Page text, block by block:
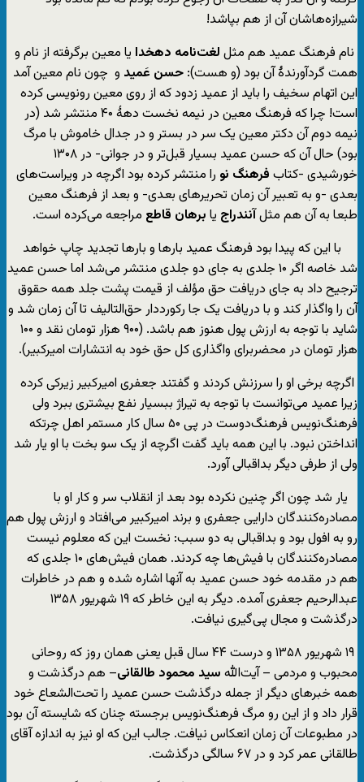
شیرازه‌هاشان آن از هم بپاشد!
نام فرهنگ عمید هم مثل لغت‌نامه دهخدا یا معین برگرفته از نام و
همت گردآورندۀ آن بود (‌و هست): حسن عَمید و چون نام معین آمد
این اتهام سخیف را باید از عمید زدود که از روی معین رونویسی کرده
است! چرا که فرهنگ معین در نیمه نخست دهۀ ۴۰ منتشر شد (در
نیمه دوم آن دکتر معین یک سر در بستر و در جدال خاموش با مرگ
بود) حال آن که حسن عمید بسیار قبل‌تر و در جوانی- در ۱۳۰۸
خورشیدی -کتاب فرهنگ نو را منتشر کرده بود اگرچه در ویراست‌های
بعدی -و به تعبیر آن زمان تحریرهای بعدی- و بعد از فرهنگ معین
طبعا به آن هم مثلآنندراج یا برهان قاطع مراجعه می‌کرده است.
با این که پیدا بود فرهنگ عمید بارها و بارها تجدید چاپ خواهد
شد خاصه اگر ۱۰ جلدی به جای دو جلدی منتشر می‌شد اما حسن عمید
ترجیح داد به جای دریافت حق مؤلف از قیمت پشت جلد همه حقوق
آن را واگذار کند و با دریافت یک جا رکورددار حق‌التالیف تا آن زمان شد و
شاید با توجه به ارزش پول هنوز هم باشد. (۹۰۰ هزار تومان نقد و ۱۰۰
هزار تومان در محضربرای واگذاری کل حق خود به انتشارات امیرکبیر).
اگرچه برخی او را سرزنش کردند و گفتند جعفری امیر‌کبیر زیرکی کرده
زیرا عمید می‌توانست با توجه به تیراژ ببسیار نفع بیشتری ببرد ولی
فرهنگ‌نویس فرهنگ‌دوست در پی ۵۰ سال کار مستمر اهل چرتکه
انداختن نبود. با این همه باید گفت اگرچه از یک سو بخت با او یار شد
ولی از طرفی دیگر بداقبالی آورد.
یار شد چون اگر چنین نکرده بود بعد از انقلاب سر و کار او با
مصادره‌کنندگان دارایی جعفری و برند امیرکبیر می‌افتاد و ارزش پول هم
رو به افول بود و بداقبالی به دو سبب: نخست این که معلوم نیست
مصادره‌کنندگان با فیش‌ها چه کردند. همان فیش‌های ۱۰ جلدی که
هم در مقدمه خود حسن عمید به آنها اشاره شده و هم در خاطرات
عبدالرحیم جعفری آمده. دیگر به این خاطر که ۱۹ شهریور ۱۳۵۸
درگذشت و مجال پی‌گیری نیافت.
۱۹ شهریور ۱۳۵۸ و درست ۴۴ سال قبل یعنی همان روز که روحانی
محبوب و مردمی – آیت‌الله سید محمود طالقانی– هم درگذشت و
همه خبرهای دیگر از جمله درگذشت حسن عمید را تحت‌الشعاع خود
قرار داد و از این رو مرگ فرهنگ‌نویس برجسته چنان که شایسته آن بود
در مطبوعات آن زمان انعکاس نیافت. جالب این که او نیز به اندازه آقای
طالقانی عمر کرد و در ۶۷ سالگی درگذشت.